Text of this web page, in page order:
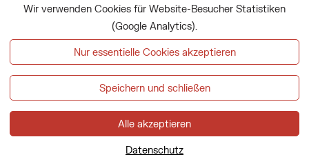
l'Europe (= Leopoldstadt 527,
Datei:Adressbuch Photographen.djvu –
GenWiki (genealogy.net); Beispiele mit
datierter Vorderseite ab 1862), bis etwa 1865
gibt es stattdessen zwischenzeitlich auch die
Adresse Große Mohrengasse 12 (Beispiele mit
datierter Vorderseite aus den Jahren 1864,
1865). Beispiele (im untersuchten Konvolut
des WM) aus dem Jahr 1865 kommen sowohl
Wir verwenden Cookies für Website-Besucher Statistiken
(Google Analytics).
Nur essentielle Cookies akzeptieren
Speichern und schließen
Alle akzeptieren
Datenschutz